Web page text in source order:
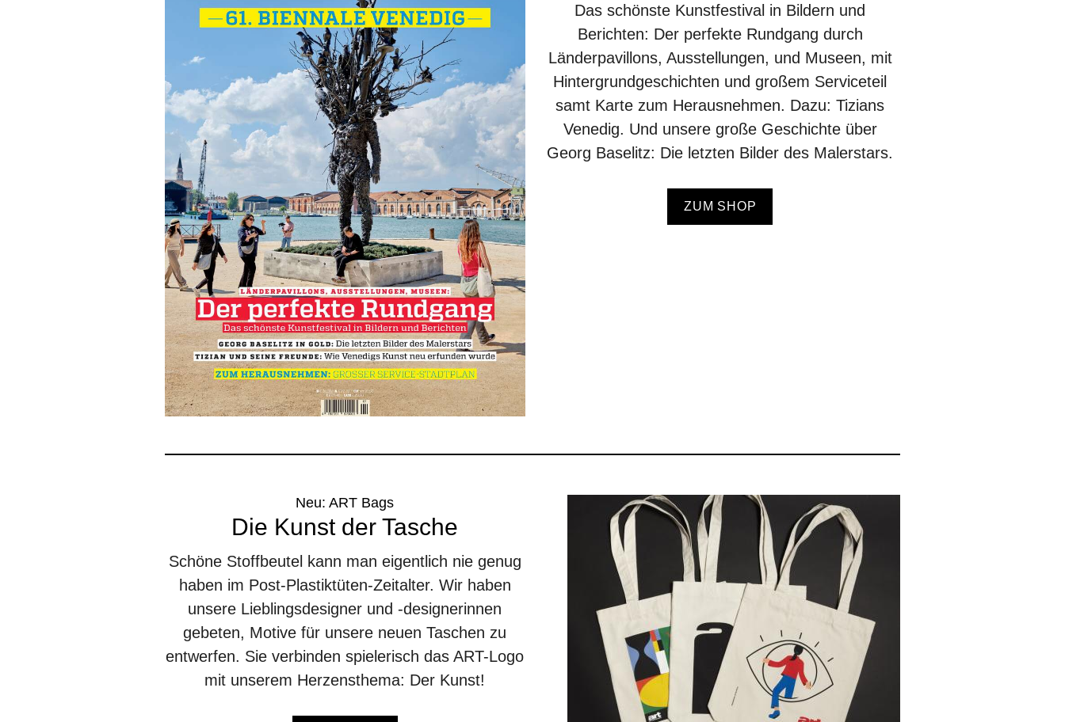
Das schönste Kunstfestival in Bildern und
Berichten: Der perfekte Rundgang durch
Länderpavillons, Ausstellungen, und Museen, mit
Hintergrundgeschichten und großem Serviceteil
samt Karte zum Herausnehmen. Dazu: Tizians
Venedig. Und unsere große Geschichte über
Georg Baselitz: Die letzten Bilder des Malerstars.
ZUM SHOP
Neu: ART Bags
Die Kunst der Tasche
Schöne Stoffbeutel kann man eigentlich nie genug
haben im Post-Plastiktüten-Zeitalter. Wir haben
unsere Lieblingsdesigner und -designerinnen
gebeten, Motive für unsere neuen Taschen zu
entwerfen. Sie verbinden spielerisch das ART-Logo
mit unserem Herzensthema: Der Kunst!